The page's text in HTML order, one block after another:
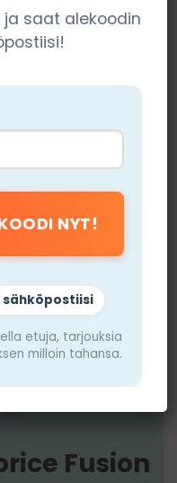
Fusion
saat alekoodin
etuja, tarjouksia
milloin tahansa.